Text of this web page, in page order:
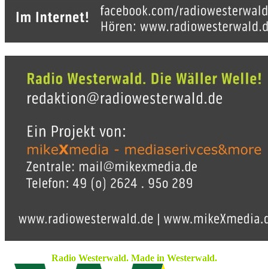
Radio Westerwald. Made in Westerwald.